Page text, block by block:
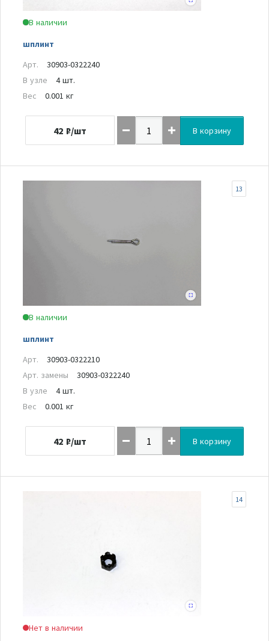
В наличии
шплинт
Арт.
30903-0322240
В узле
4 шт.
Вес
0.001 кг
42 ₽/шт В корзину
В наличии
шплинт
13
Арт.
30903-0322210
Арт. замены
30903-0322240
В узле
4 шт.
Вес
0.001 кг
42 ₽/шт В корзину
Нет в наличии
14